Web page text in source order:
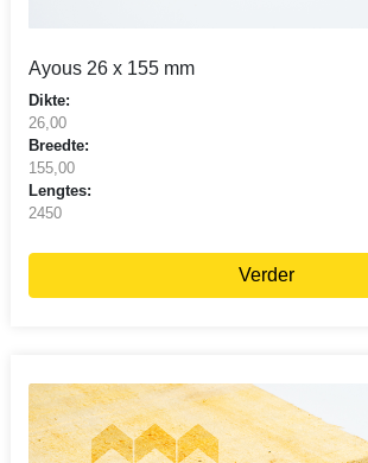
Ayous 26 x 155 mm
Dikte:
26,00
Breedte:
155,00
Lengtes:
2450
Verder